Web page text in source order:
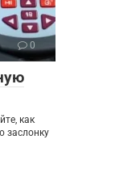
0
как
заслонку